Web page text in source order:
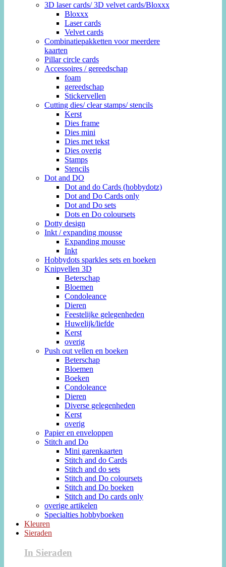
3D laser cards/ 3D velvet cards/Bloxxx
Bloxxx
Laser cards
Velvet cards
Combinatiepakketten voor meerdere
kaarten
Pillar circle cards
Accessoires / gereedschap
foam
gereedschap
Stickervellen
Cutting dies/ clear stamps/ stencils
Kerst
Dies frame
Dies mini
Dies met tekst
Dies overig
Stamps
Stencils
Dot and DO
Dot and do Cards (hobbydotz)
Dot and Do Cards only
Dot and Do sets
Dots en Do coloursets
Dotty design
Inkt / expanding mousse
Expanding mousse
Inkt
Hobbydots sparkles sets en boeken
Knipvellen 3D
Beterschap
Bloemen
Condoleance
Dieren
Feestelijke gelegenheden
Huwelijk/liefde
Kerst
overig
Push out vellen en boeken
Beterschap
Bloemen
Boeken
Condoleance
Dieren
Diverse gelegenheden
Kerst
overig
Papier en enveloppen
Stitch and Do
Mini garenkaarten
Stitch and do Cards
Stitch and do sets
Stitch and Do coloursets
Stitch and Do boeken
Stitch and Do cards only
overige artikelen
Specialties hobbyboeken
Kleuren
Sieraden
In Sieraden